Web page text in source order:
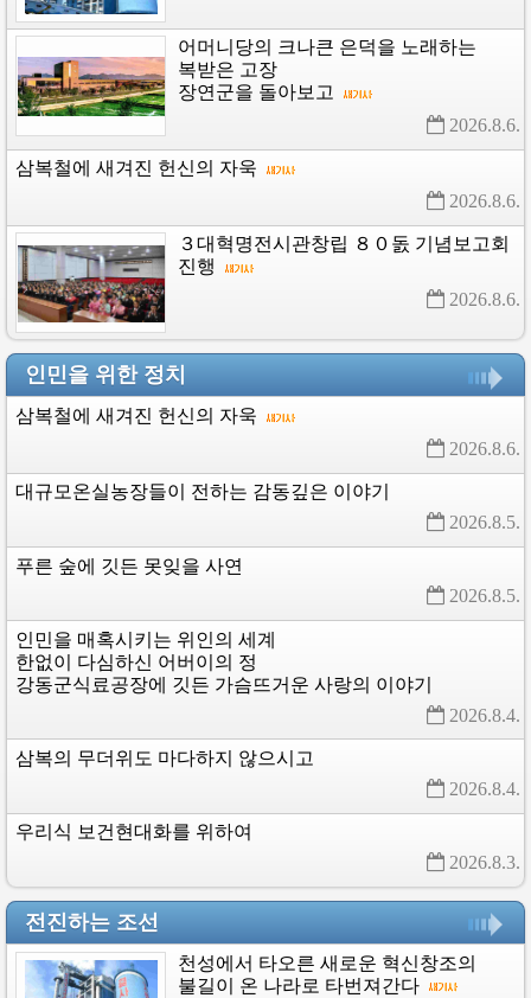
어머니당의 크나큰 은덕을 노래하는
복받은 고장
장연군을 돌아보고
2026.8.6.
삼복철에 새겨진 헌신의 자욱
2026.8.6.
３대혁명전시관창립 ８０돐 기념보고회
진행
2026.8.6.
인민을 위한 정치
삼복철에 새겨진 헌신의 자욱
2026.8.6.
대규모온실농장들이 전하는 감동깊은 이야기
2026.8.5.
푸른 숲에 깃든 못잊을 사연
2026.8.5.
인민을 매혹시키는 위인의 세계
한없이
다심하신 어버이의 정
강동군식료공장에 깃든 가슴뜨거운 사랑의 이야기
2026.8.4.
삼복의 무더위도 마다하지
않으시고
2026.8.4.
우리식 보건현대화를 위하여
2026.8.3.
전진하는 조선
천성에서 타오른 새로운 혁신창조의
불길이
온 나라로 타번져간다